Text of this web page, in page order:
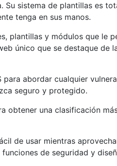
sistema de plantillas es
tenga en sus manos.
plantillas y módulos que le
único que se destaque de
abordar cualquier
seguro y protegido.
obtener una clasificación
de usar mientras
de seguridad y